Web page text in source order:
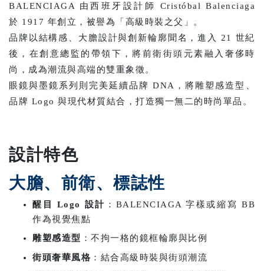
BALENCIAGA 由西班牙設計師 Cristóbal Balenciaga
於 1917 年創立，被譽為「高級時裝之父」。
品牌以結構感、大膽設計與創新輪廓聞名，進入 21 世紀
後，在創意總監的帶領下，將前衛街頭元素融入奢侈時
尚，成為潮流與高端的雙重象徵。
眼鏡與墨鏡系列則完美延續品牌 DNA，將雕塑感造型、
品牌 Logo 與現代材質結合，打造獨一無二的時尚單品。
設計特色
大膽、前衛、標誌性
醒目 Logo 設計 ：BALENCIAGA 字樣或縮寫 BB
作為視覺焦點
雕塑感造型 ：不拘一格的鏡框輪廓與比例
街頭奢華風格 ：結合高級時裝與街頭潮流